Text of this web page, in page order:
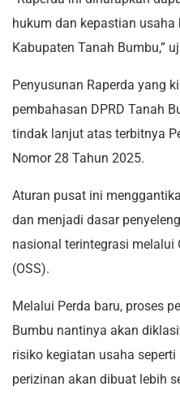
hukum dan kepastian
Kabupaten Tanah Bumbu,”
Penyusunan Raperda yang
pembahasan DPRD Tanah
tindak lanjut atas terbitnya
Nomor 28 Tahun 2025.
Aturan pusat ini
dan menjadi dasar
nasional terintegrasi melalui
(OSS).
Melalui Perda baru, proses
Bumbu nantinya akan
risiko kegiatan usaha
perizinan akan dibuat lebih